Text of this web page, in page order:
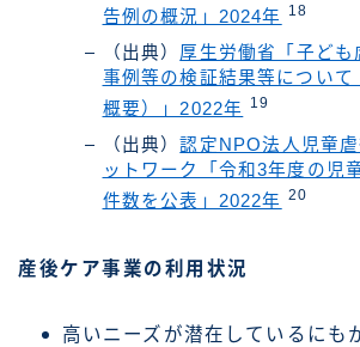
告例の概況」2024年
18
（出典） 厚生労働省「子ども
事例等の検証結果等について
概要）」2022年
19
（出典）認定NPO法人児童
ットワーク「令和3年度の児
件数を公表」2022年 20
産後ケア事業の利用状況
高いニーズが潜在しているにも